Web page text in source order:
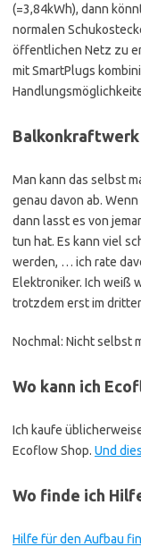
(=3,84kWh), dann
normalen
öffentlichen Netz zu
mit SmartPlugs
Man kann das selbst
genau davon ab.
dann lasst es von
tun hat. Es kann viel
werden, … ich rate
Elektroniker. Ich weiß
trotzdem erst im
Nochmal: Nicht selbst
Wo kann ich
Ich kaufe
Ecoflow Shop. Und
Wo finde ich
Hilfe für den Aufbau